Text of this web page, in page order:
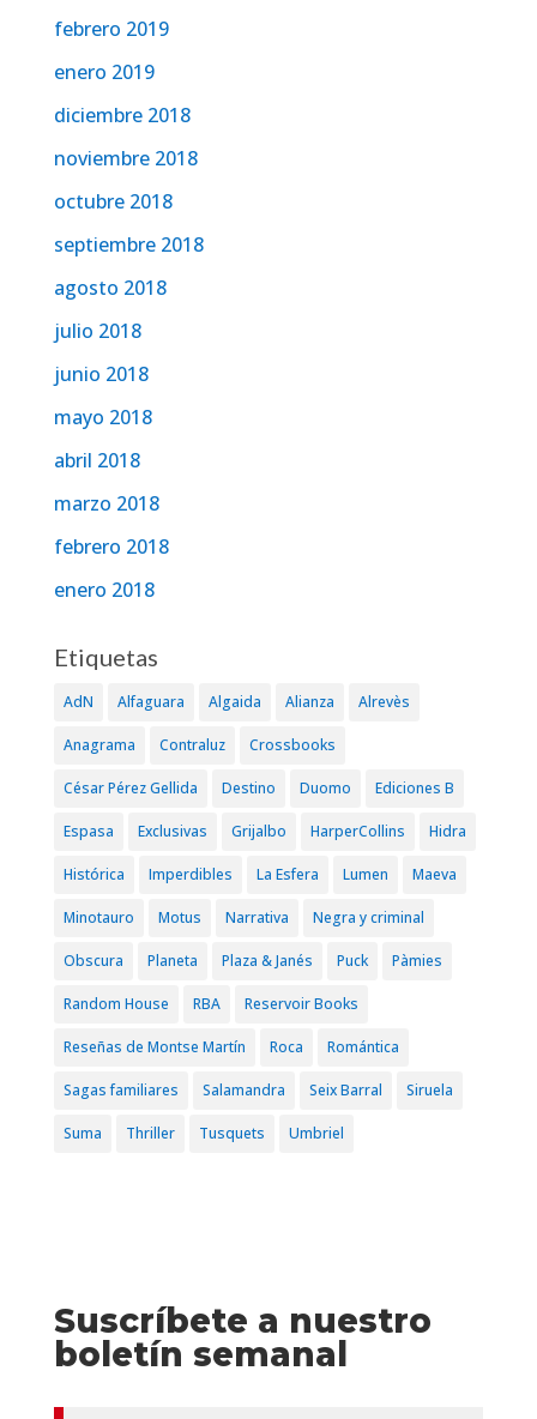
febrero 2019
enero 2019
diciembre 2018
noviembre 2018
octubre 2018
septiembre 2018
agosto 2018
julio 2018
junio 2018
mayo 2018
abril 2018
marzo 2018
febrero 2018
enero 2018
Etiquetas
AdN Alfaguara Algaida Alianza Alrevès
Anagrama Contraluz Crossbooks
César Pérez Gellida Destino Duomo Ediciones B
Espasa Exclusivas Grijalbo HarperCollins Hidra
Histórica Imperdibles La Esfera Lumen Maeva
Minotauro Motus Narrativa Negra y criminal
Obscura Planeta Plaza & Janés Puck Pàmies
Random House RBA Reservoir Books
Reseñas de Montse Martín Roca Romántica
Sagas familiares Salamandra Seix Barral Siruela
Suma Thriller Tusquets Umbriel
Suscríbete a nuestro
boletín semanal